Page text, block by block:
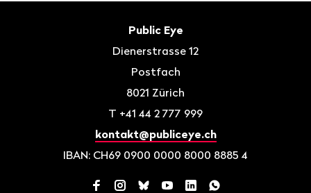
Public Eye
Dienerstrasse 12
Postfach
8021 Zürich
T +41 44 2 777 999
kontakt@publiceye.ch
IBAN: CH69 0900 0000 8000 8885 4
Facebook
Instagram
BlueskyYouTube
LinkedInWhatsApp